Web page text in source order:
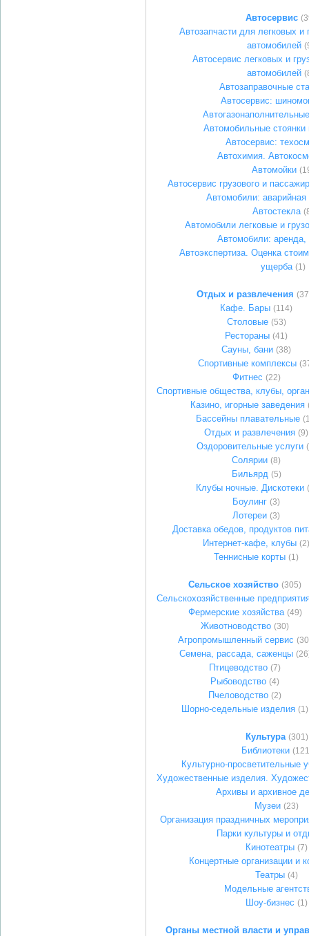
Автосервис
Автозапчасти для легковых и
автомобилей
Автосервис легковых и
автомобилей
Автозаправочные
Автосервис:
Автомобильные стоянки
Автосервис:
Автохимия.
Автомойки
Автосервис грузового и
Автомобили:
Автостекла
Автомобили легковые и
Автомобили: аренда,
Автоэкспертиза. Оценка
ущерба (1)
Отдых и развлечения
Кафе. Бары (114)
Столовые (53)
Рестораны (41)
Сауны, бани (38)
Спортивные комплексы
Фитнес (22)
Спортивные общества, клубы,
Казино, игорные заведения
Бассейны плавательные
Отдых и развлечения (9)
Оздоровительные услуги
Солярии (8)
Бильярд (5)
Клубы ночные. Дискотеки
Боулинг (3)
Лотереи (3)
Доставка обедов, продуктов
Интернет-кафе, клубы (2)
Теннисные корты (1)
Сельское хозяйство (305)
Сельскохозяйственные
Фермерские хозяйства (49)
Животноводство (30)
Агропромышленный сервис
Семена, рассада, саженцы
Птицеводство (7)
Рыбоводство (4)
Пчеловодство (2)
Шорно-седельные изделия (1)
Культура (301)
Библиотеки
Культурно-просветительные
Художественные изделия.
Архивы и архивное
Музеи (23)
Организация праздничных
Парки культуры и
Кинотеатры (7)
Концертные организации и
Театры (4)
Модельные
Шоу-бизнес (1)
Органы местной власти и